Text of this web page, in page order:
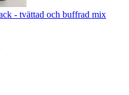
- tvättad och buffrad mix